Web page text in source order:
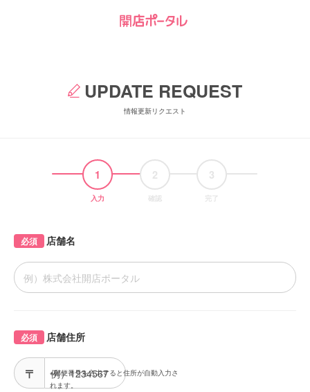
UPDATE REQUEST
情報更新リクエスト
1
入力
2
確認
3
完了
店舗名
必須
店舗住所
必須
※郵便番号を入力すると住所が自動入力さ
れます。